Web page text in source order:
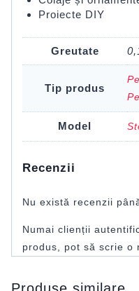
Proiecte DIY
Greutate
Tip produs
Model
Recenzii
Nu există recenzii
Numai clienții
produs, pot să scrie o